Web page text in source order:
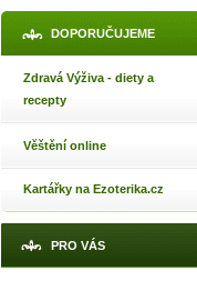
DOPORUČUJEME
Zdravá Výživa - diety a
recepty
Věštění online
Kartářky na Ezoterika.cz
PRO VÁS